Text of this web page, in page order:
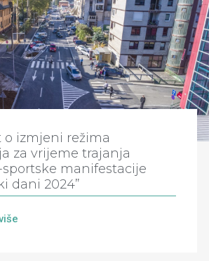
o izmjeni režima
za vrijeme trajanja
manifestacije
dani 2024”